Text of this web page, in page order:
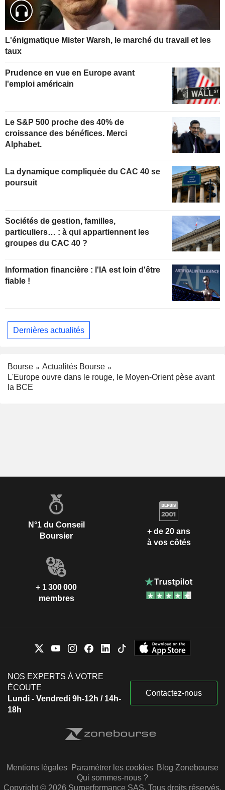
L'énigmatique Mister Warsh, le marché du travail et les
taux
Prudence en vue en Europe avant
l'emploi américain
Le S&P 500 proche des 40% de
croissance des bénéfices. Merci
Alphabet.
La dynamique compliquée du CAC 40 se
poursuit
Sociétés de gestion, familles,
particuliers… : à qui appartiennent les
groupes du CAC 40 ?
Information financière : l'IA est loin d'être
fiable !
Dernières actualités
Bourse
Actualités Bourse
L'Europe ouvre dans le rouge, le Moyen-Orient pèse avant
la BCE
N°1 du Conseil
Boursier
+ de 20 ans
à vos côtés
+ 1 300 000
membres
NOS EXPERTS À VOTRE
ÉCOUTE
Lundi - Vendredi 9h-12h / 14h-
18h
Contactez-nous
Mentions légales Paramétrer les cookies Blog Zonebourse
Qui sommes-nous ?
Copyright © 2026 Surperformance SAS. Tous droits réservés.